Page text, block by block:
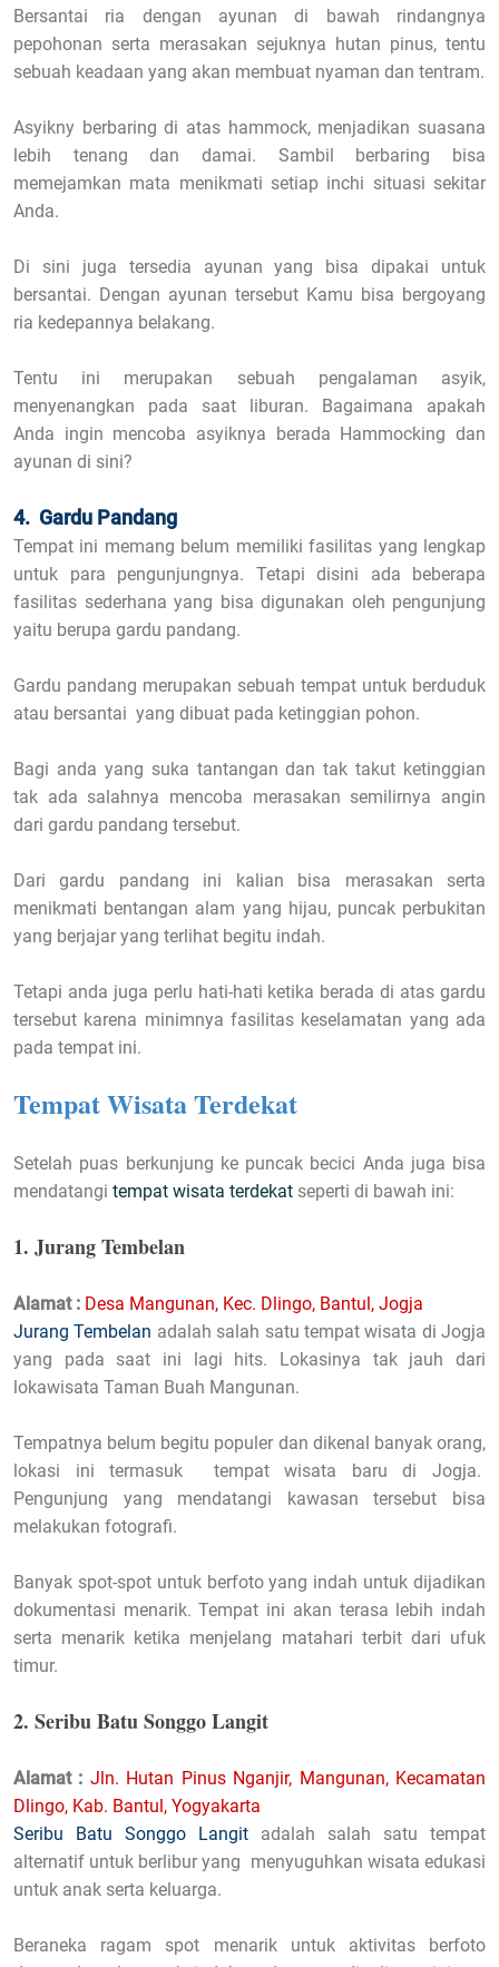
Bersantai ria dengan ayunan di bawah rindangnya
pepohonan serta merasakan sejuknya hutan pinus, tentu
sebuah keadaan yang akan membuat nyaman dan tentram.
Asyikny berbaring di atas hammock, menjadikan suasana
lebih tenang dan damai. Sambil berbaring bisa
memejamkan mata menikmati setiap inchi situasi sekitar
Anda.
Di sini juga tersedia ayunan yang bisa dipakai untuk
bersantai. Dengan ayunan tersebut Kamu bisa bergoyang
ria kedepannya belakang.
Tentu ini merupakan sebuah pengalaman asyik,
menyenangkan pada saat liburan. Bagaimana apakah
Anda ingin mencoba asyiknya berada Hammocking dan
ayunan di sini?
4. Gardu Pandang
Tempat ini memang belum memiliki fasilitas yang lengkap
untuk para pengunjungnya. Tetapi disini ada beberapa
fasilitas sederhana yang bisa digunakan oleh pengunjung
yaitu berupa gardu pandang.
Gardu pandang merupakan sebuah tempat untuk berduduk
atau bersantai yang dibuat pada ketinggian pohon.
Bagi anda yang suka tantangan dan tak takut ketinggian
tak ada salahnya mencoba merasakan semilirnya angin
dari gardu pandang tersebut.
Dari gardu pandang ini kalian bisa merasakan serta
menikmati bentangan alam yang hijau, puncak perbukitan
yang berjajar yang terlihat begitu indah.
Tetapi anda juga perlu hati-hati ketika berada di atas gardu
tersebut karena minimnya fasilitas keselamatan yang ada
pada tempat ini.
Tempat Wisata Terdekat
Setelah puas berkunjung ke puncak becici Anda juga bisa
mendatangi tempat wisata terdekat seperti di bawah ini:
1. Jurang Tembelan
Alamat : Desa Mangunan, Kec. Dlingo, Bantul, Jogja
Jurang Tembelan adalah salah satu tempat wisata di Jogja
yang pada saat ini lagi hits. Lokasinya tak jauh dari
lokawisata Taman Buah Mangunan.
Tempatnya belum begitu populer dan dikenal banyak orang,
lokasi ini termasuk tempat wisata baru di Jogja.
Pengunjung yang mendatangi kawasan tersebut bisa
melakukan fotografi.
Banyak spot-spot untuk berfoto yang indah untuk dijadikan
dokumentasi menarik. Tempat ini akan terasa lebih indah
serta menarik ketika menjelang matahari terbit dari ufuk
timur.
2. Seribu Batu Songgo Langit
Alamat : Jln. Hutan Pinus Nganjir, Mangunan, Kecamatan
Dlingo, Kab. Bantul, Yogyakarta
Seribu Batu Songgo Langit adalah salah satu tempat
alternatif untuk berlibur yang menyuguhkan wisata edukasi
untuk anak serta keluarga.
Beraneka ragam spot menarik untuk aktivitas berfoto